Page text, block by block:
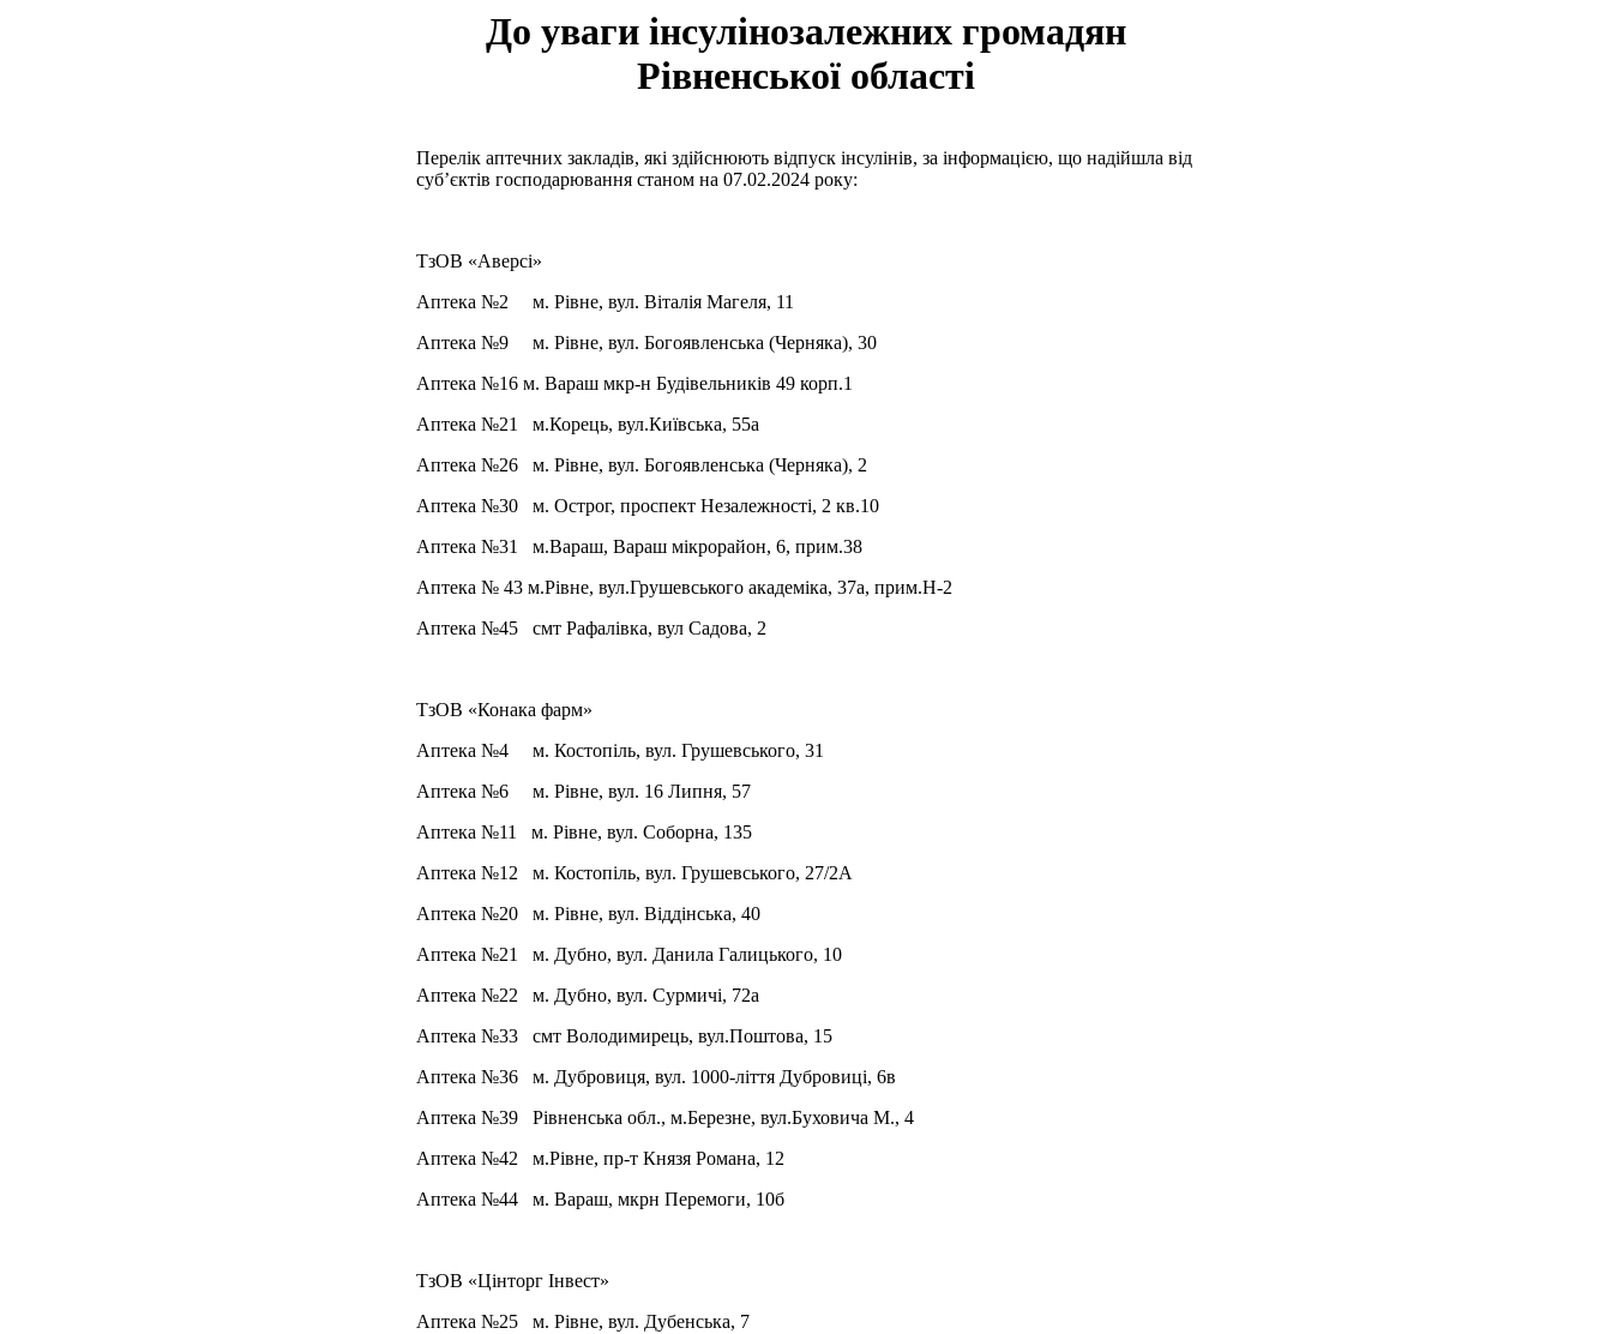
До уваги інсулінозалежних громадян
Рівненської області
Перелік аптечних закладів, які здійснюють відпуск інсулінів, за інформацією, що надійшла від
суб’єктів господарювання станом на 07.02.2024 року:
ТзОВ «Аверсі»
Аптека №2 м. Рівне, вул. Віталія Магеля, 11
Аптека №9 м. Рівне, вул. Богоявленська (Черняка), 30
Аптека №16 м. Вараш мкр-н Будівельників 49 корп.1
Аптека №21 м.Корець, вул.Київська, 55а
Аптека №26 м. Рівне, вул. Богоявленська (Черняка), 2
Аптека №30 м. Острог, проспект Незалежності, 2 кв.10
Аптека №31 м.Вараш, Вараш мікрорайон, 6, прим.38
Аптека № 43 м.Рівне, вул.Грушевського академіка, 37а, прим.Н-2
Аптека №45 смт Рафалівка, вул Садова, 2
ТзОВ «Конака фарм»
Аптека №4 м. Костопіль, вул. Грушевського, 31
Аптека №6 м. Рівне, вул. 16 Липня, 57
Аптека №11 м. Рівне, вул. Соборна, 135
Аптека №12 м. Костопіль, вул. Грушевського, 27/2А
Аптека №20 м. Рівне, вул. Віддінська, 40
Аптека №21 м. Дубно, вул. Данила Галицького, 10
Аптека №22 м. Дубно, вул. Сурмичі, 72а
Аптека №33 смт Володимирець, вул.Поштова, 15
Аптека №36 м. Дубровиця, вул. 1000-ліття Дубровиці, 6в
Аптека №39 Рівненська обл., м.Березне, вул.Буховича М., 4
Аптека №42 м.Рівне, пр-т Князя Романа, 12
Аптека №44 м. Вараш, мкрн Перемоги, 10б
ТзОВ «Цінторг Інвест»
Аптека №25 м. Рівне, вул. Дубенська, 7